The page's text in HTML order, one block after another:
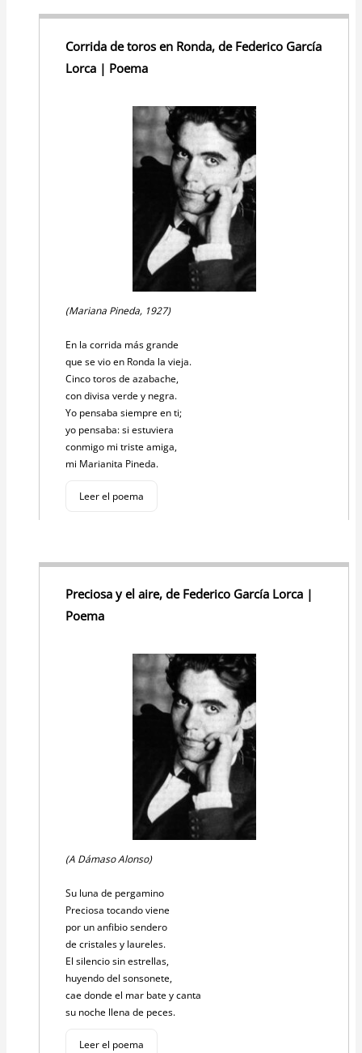
Corrida de toros en Ronda, de Federico García
Lorca | Poema
(Mariana Pineda, 1927)
En la corrida más grande
que se vio en Ronda la vieja.
Cinco toros de azabache,
con divisa verde y negra.
Yo pensaba siempre en ti;
yo pensaba: si estuviera
conmigo mi triste amiga,
mi Marianita Pineda.
Leer el poema
Preciosa y el aire, de Federico García Lorca |
Poema
(A Dámaso Alonso)
Su luna de pergamino
Preciosa tocando viene
por un anfibio sendero
de cristales y laureles.
El silencio sin estrellas,
huyendo del sonsonete,
cae donde el mar bate y canta
su noche llena de peces.
Leer el poema